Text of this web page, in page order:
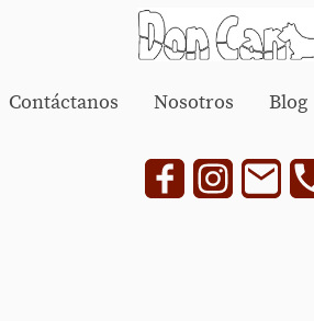
Contáctanos Nosotros Blog